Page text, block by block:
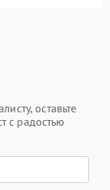
оставьте
с радостью